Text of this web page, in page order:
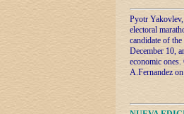
Pyotr
electoral
candidate of
December 10,
economic
A.Fernandez